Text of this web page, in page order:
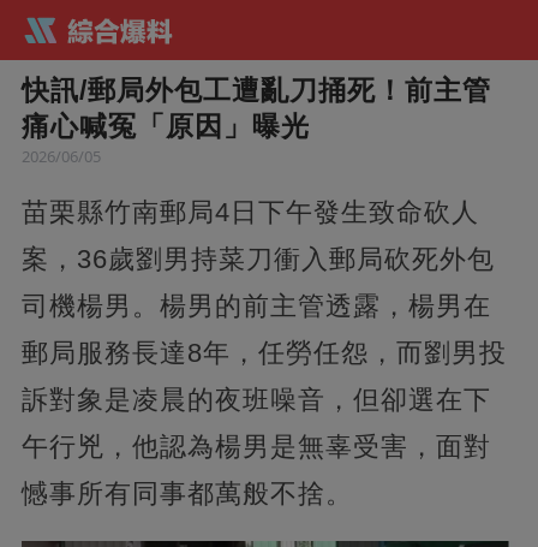
快訊/郵局外包工遭亂刀捅死！前主管
痛心喊冤「原因」曝光
2026/06/05
苗栗縣竹南郵局4日下午發生致命砍人
案，36歲劉男持菜刀衝入郵局砍死外包
司機楊男。楊男的前主管透露，楊男在
郵局服務長達8年，任勞任怨，而劉男投
訴對象是凌晨的夜班噪音，但卻選在下
午行兇，他認為楊男是無辜受害，面對
憾事所有同事都萬般不捨。